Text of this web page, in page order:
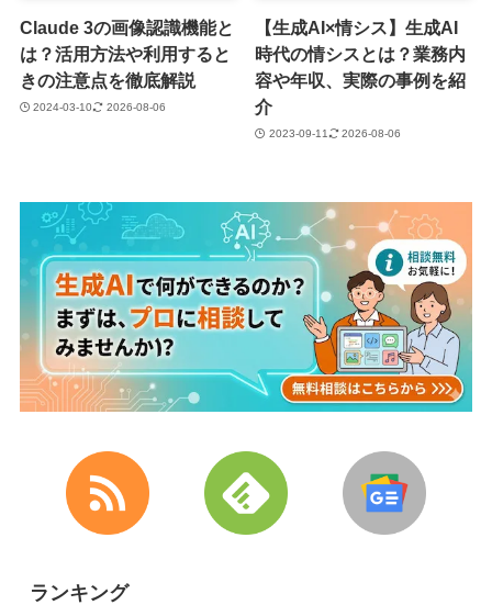
Claude 3の画像認識機能と
は？活用方法や利用すると
きの注意点を徹底解説
2024-03-10 2026-08-06
【生成AI×情シス】生成AI
時代の情シスとは？業務内
容や年収、実際の事例を紹
介
2023-09-11 2026-08-06
ランキング